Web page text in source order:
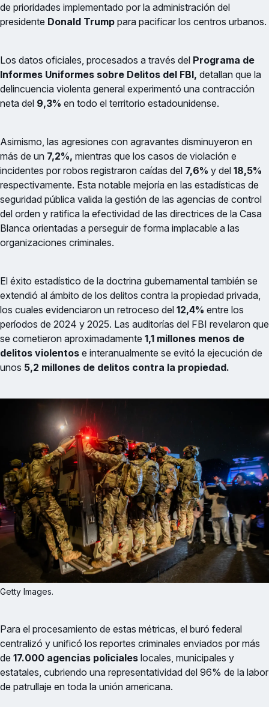
de prioridades implementado por la administración del
presidente Donald Trump para pacificar los centros urbanos.
Los datos oficiales, procesados a través del Programa de
Informes Uniformes sobre Delitos del FBI, detallan que la
delincuencia violenta general experimentó una contracción
neta del 9,3% en todo el territorio estadounidense.
Asimismo, las agresiones con agravantes disminuyeron en
más de un 7,2%, mientras que los casos de violación e
incidentes por robos registraron caídas del 7,6% y del 18,5%
respectivamente. Esta notable mejoría en las estadísticas de
seguridad pública valida la gestión de las agencias de control
del orden y ratifica la efectividad de las directrices de la Casa
Blanca orientadas a perseguir de forma implacable a las
organizaciones criminales.
El éxito estadístico de la doctrina gubernamental también se
extendió al ámbito de los delitos contra la propiedad privada,
los cuales evidenciaron un retroceso del 12,4% entre los
períodos de 2024 y 2025. Las auditorías del FBI revelaron que
se cometieron aproximadamente 1,1 millones menos de
delitos violentos e interanualmente se evitó la ejecución de
unos 5,2 millones de delitos contra la propiedad.
Getty Images.
Para el procesamiento de estas métricas, el buró federal
centralizó y unificó los reportes criminales enviados por más
de 17.000 agencias policiales locales, municipales y
estatales, cubriendo una representatividad del 96% de la labor
de patrullaje en toda la unión americana.